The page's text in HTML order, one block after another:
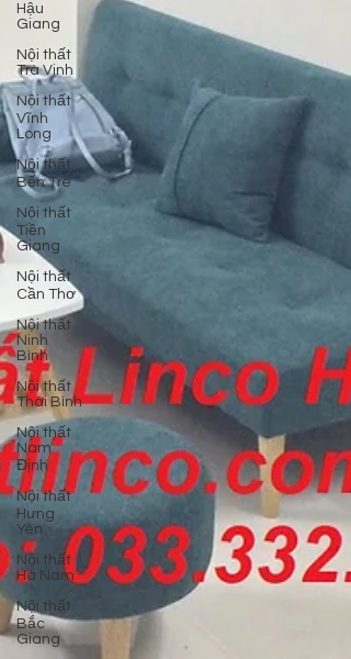
Hậu
Giang
Nội thất
Trà Vinh
Nội thất
Vĩnh
Long
Nội thất
Bến Tre
Nội thất
Tiền
Giang
Nội thất
Cần Thơ
Nội thất
Ninh
Bình
Nội thất
Thái Bình
Nội thất
Nam
Định
Nội thất
Hưng
Yên
Nội thất
Hà Nam
Nội thất
Bắc
Giang